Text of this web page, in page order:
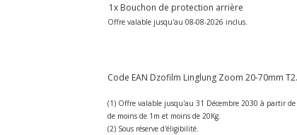
1x Bouchon de protection arrière
Offre valable jusqu'au 08-08-2026 inclus.
Code EAN Dzofilm Linglung Zoom 20-70mm
(1) Offre valable jusqu'au 31 Décembre 2030 à partir
de moins de 1m et moins de 20Kg.
(2) Sous réserve d'éligibilité.